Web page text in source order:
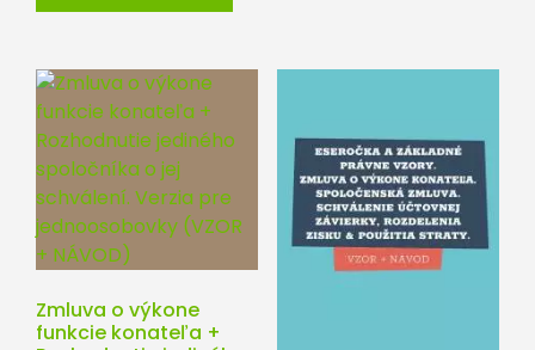
Zmluva o výkone
funkcie konateľa +